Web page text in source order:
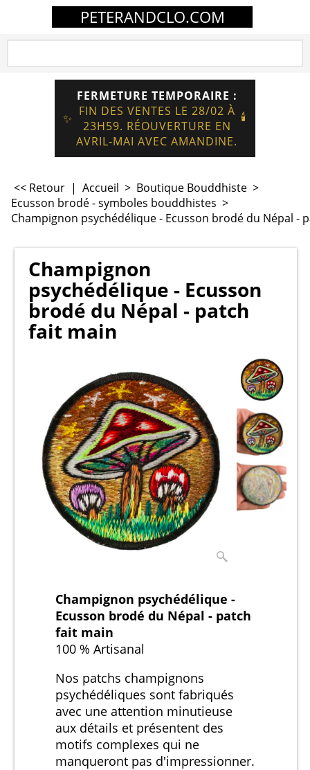
PETERANDCLO.COM
✨
FERMETURE TEMPORAIRE :
FIN DES VENTES LE 28/02 À
23H59. RÉOUVERTURE EN
AVRIL-MAI AVEC AMANDINE.
🕯️
<< Retour | Accueil > Boutique Bouddhiste >
Ecusson brodé - symboles bouddhistes >
Champignon psychédélique - Ecusson brodé du Népal -
Champignon
psychédélique - Ecusson
brodé du Népal - patch
fait main
Champignon psychédélique -
Ecusson brodé du Népal - patch
fait main
100 % Artisanal
Nos patchs champignons
psychédéliques sont fabriqués
avec une attention minutieuse
aux détails et présentent des
motifs complexes qui ne
manqueront pas d'impressionner.